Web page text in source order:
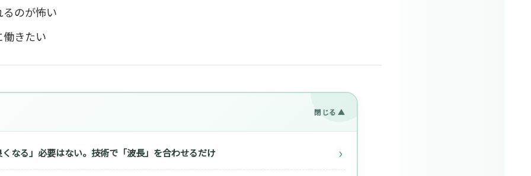
のが怖い
きたい
なる」必要はない。技術で「波長」を合わせるだけ